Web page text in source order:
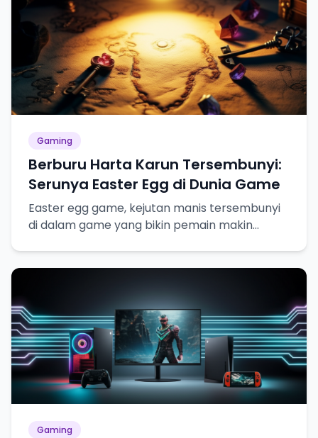
Gaming
Berburu Harta Karun Tersembunyi:
Serunya Easter Egg di Dunia Game
Easter egg game, kejutan manis tersembunyi
di dalam game yang bikin pemain makin
Gaming